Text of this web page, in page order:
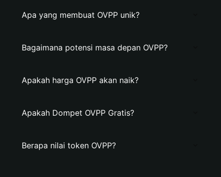
Apa yang membuat OVPP unik?
Bagaimana potensi masa depan OVPP?
Apakah harga OVPP akan naik?
Apakah Dompet OVPP Gratis?
Berapa nilai token OVPP?